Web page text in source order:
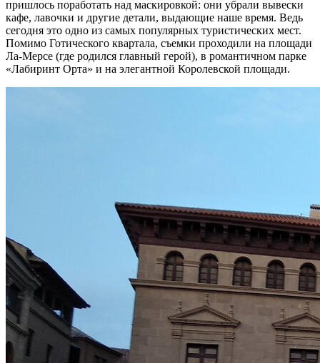
пришлось поработать над маскировкой: они убрали вывески
кафе, лавочки и другие детали, выдающие наше время. Ведь
сегодня это одно из самых популярных туристических мест.
Помимо Готического квартала, съемки проходили на площади
Ла-Мерсе (где родился главный герой), в романтичном парке
«Лабиринт Орта» и на элегантной Королевской площади.